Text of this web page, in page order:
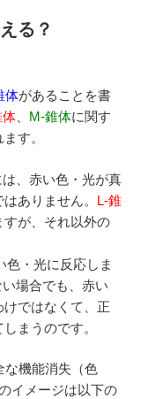
る？
体があることを書
体 M-錐体に関す
す。
、赤い色・光が真
ありません。 L-錐
が、それ以外の
色・光に反応しま
場合でも、赤い
ではなくて、正
まうのです。
な機能消失（色
イメージは以下の